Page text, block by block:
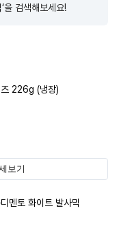
을 검색해보세요!
즈 226g (냉장)
보기
멘토 화이트 발사믹